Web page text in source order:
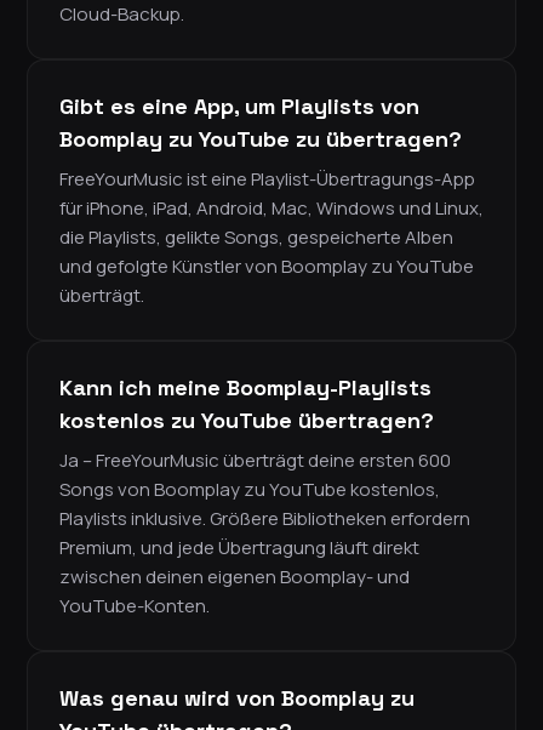
Cloud-Backup.
Gibt es eine App, um Playlists von
Boomplay zu YouTube zu übertragen?
FreeYourMusic ist eine Playlist-Übertragungs-App
für iPhone, iPad, Android, Mac, Windows und Linux,
die Playlists, gelikte Songs, gespeicherte Alben
und gefolgte Künstler von Boomplay zu YouTube
überträgt.
Kann ich meine Boomplay-Playlists
kostenlos zu YouTube übertragen?
Ja – FreeYourMusic überträgt deine ersten 600
Songs von Boomplay zu YouTube kostenlos,
Playlists inklusive. Größere Bibliotheken erfordern
Premium, und jede Übertragung läuft direkt
zwischen deinen eigenen Boomplay- und
YouTube-Konten.
Was genau wird von Boomplay zu